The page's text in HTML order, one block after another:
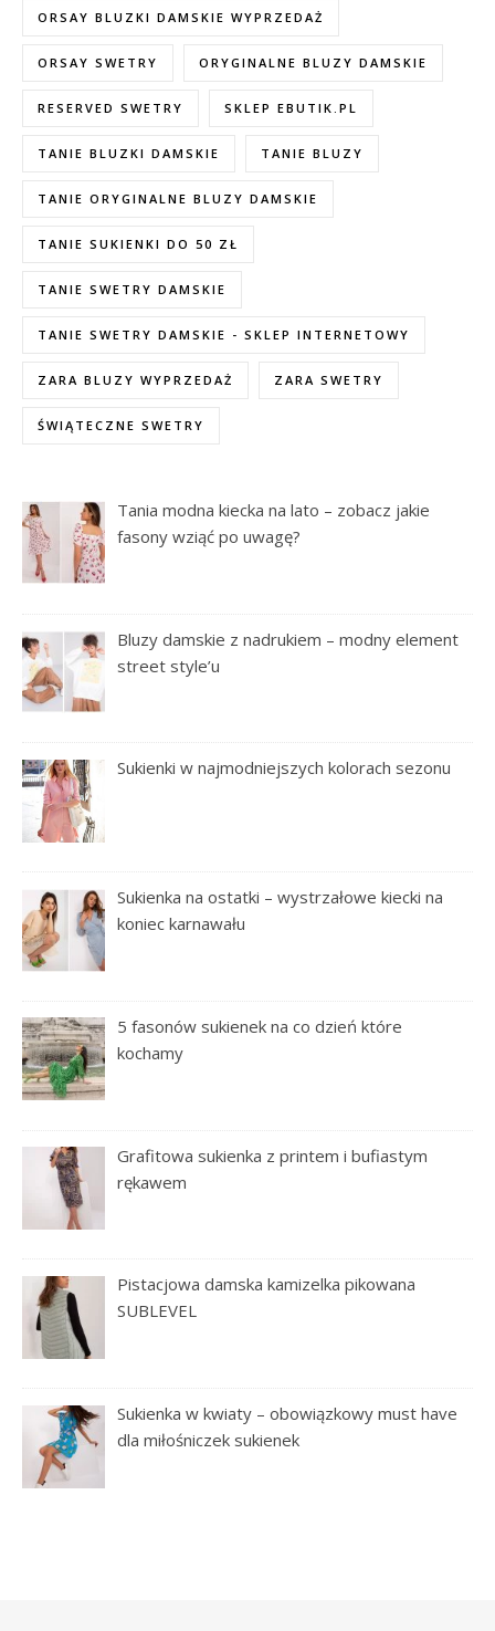
ORSAY BLUZKI DAMSKIE WYPRZEDAŻ
ORSAY SWETRY ORYGINALNE BLUZY DAMSKIE
RESERVED SWETRY SKLEP EBUTIK.PL
TANIE BLUZKI DAMSKIE TANIE BLUZY
TANIE ORYGINALNE BLUZY DAMSKIE
TANIE SUKIENKI DO 50 ZŁ
TANIE SWETRY DAMSKIE
TANIE SWETRY DAMSKIE - SKLEP INTERNETOWY
ZARA BLUZY WYPRZEDAŻ ZARA SWETRY
ŚWIĄTECZNE SWETRY
Tania modna kiecka na lato – zobacz jakie
fasony wziąć po uwagę?
Bluzy damskie z nadrukiem – modny element
street style’u
Sukienki w najmodniejszych kolorach sezonu
Sukienka na ostatki – wystrzałowe kiecki na
koniec karnawału
5 fasonów sukienek na co dzień które
kochamy
Grafitowa sukienka z printem i bufiastym
rękawem
Pistacjowa damska kamizelka pikowana
SUBLEVEL
Sukienka w kwiaty – obowiązkowy must have
dla miłośniczek sukienek